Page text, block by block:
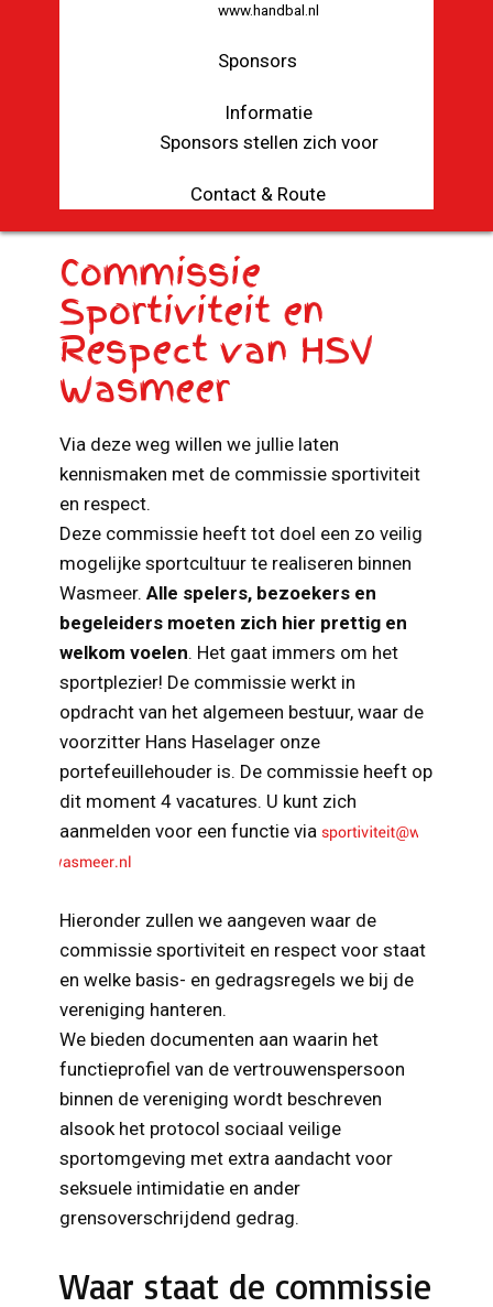
www.handbal.nl
Sponsors
Informatie
Sponsors stellen zich voor
Contact & Route
Commissie
Sportiviteit en
Respect van HSV
Wasmeer
Via deze weg willen we jullie laten
kennismaken met de commissie sportiviteit
en respect.
Deze commissie heeft tot doel een zo veilig
mogelijke sportcultuur te realiseren binnen
Wasmeer. Alle spelers, bezoekers en
begeleiders moeten zich hier prettig en
welkom voelen. Het gaat immers om het
sportplezier! De commissie werkt in
opdracht van het algemeen bestuur, waar de
voorzitter Hans Haselager onze
portefeuillehouder is. De commissie heeft op
dit moment 4 vacatures. U kunt zich
aanmelden voor een functie via
Hieronder zullen we aangeven waar de
commissie sportiviteit en respect voor staat
en welke basis- en gedragsregels we bij de
vereniging hanteren.
We bieden documenten aan waarin het
functieprofiel van de vertrouwenspersoon
binnen de vereniging wordt beschreven
alsook het protocol sociaal veilige
sportomgeving met extra aandacht voor
seksuele intimidatie en ander
grensoverschrijdend gedrag.
Waar staat de commissie